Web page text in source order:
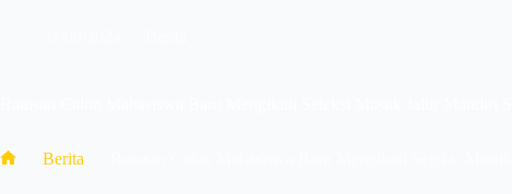
Berita